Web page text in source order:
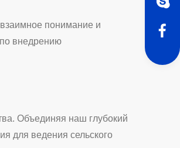
понимание и
внедрению
Объединяя наш глубокий
для ведения сельского